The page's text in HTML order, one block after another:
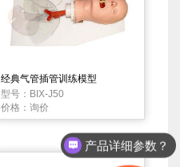
经典气管插管训练模型
型号：BIX-J50
价格：询价
产品详细参数？